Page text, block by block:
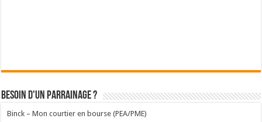
Besoin d'un parrainage ?
Binck – Mon courtier en bourse (PEA/PME)